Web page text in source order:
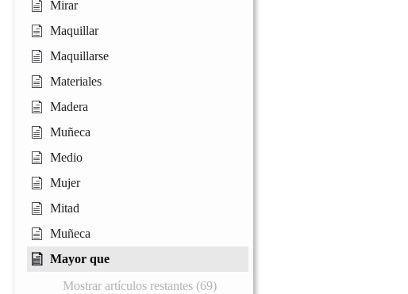
Mirar
Maquillar
Maquillarse
Materiales
Madera
Muñeca
Medio
Mujer
Mitad
Muñeca
Mayor que
Mostrar artículos restantes (69)